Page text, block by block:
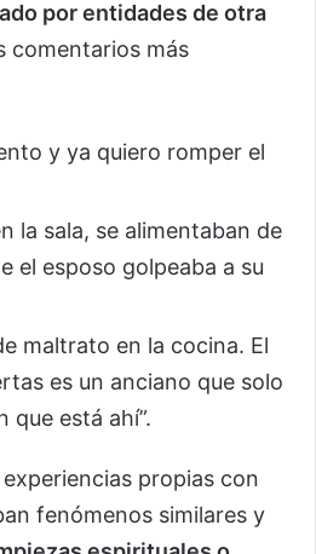
por entidades de otra
comentarios más
y ya quiero romper el
la sala, se alimentaban de
el esposo golpeaba a su
maltrato en la cocina. El
es un anciano que solo
que está ahí”.
propias con
fenómenos similares y